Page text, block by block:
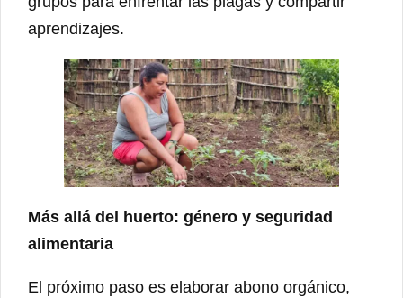
aprendizajes.
Más allá del huerto: género y seguridad
alimentaria
El próximo paso es elaborar abono orgánico,